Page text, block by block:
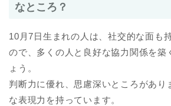
なところ？
10月7日生まれの人は、社交的な面も
ので、多くの人と良好な協力関係を築
ょう。
判断力に優れ、思慮深いところがあり
な表現力を持っています。